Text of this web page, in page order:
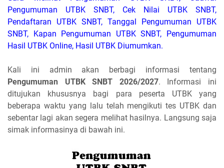
Pengumuman UTBK SNBT, Cek Nilai UTBK SNBT,
Pendaftaran UTBK SNBT, Tanggal Pengumuman UTBK
SNBT, Kapan Pengumuman UTBK SNBT, Pengumuman
Hasil UTBK Online, Hasil UTBK Diumumkan.
Kali ini admin akan berbagi informasi tentang
Pengumuman UTBK SNBT 2026/2027. Informasi ini
ditujukan khususnya bagi para peserta UTBK yang
beberapa waktu yang lalu telah mengikuti tes UTBK dan
sebentar lagi akan segera melihat hasilnya. Langsung saja
simak informasinya di bawah ini.